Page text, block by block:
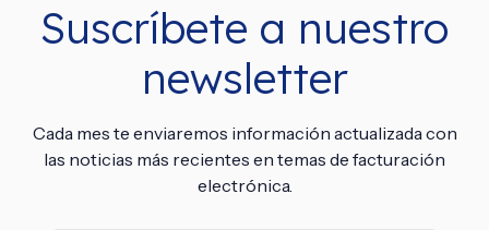
Suscríbete a nuestro
newsletter
Cada mes te enviaremos información actualizada con
las noticias más recientes en temas de facturación
electrónica.